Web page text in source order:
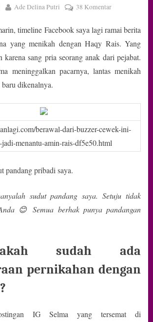
By
Ade Delina Putri 38 Komentarpada
dari
Pernikahan
dan
Haqy
Nikahi
timeline Facebook saya lagi ramai berita
yang menikah dengan Haqy Rais. Yang
sang pria seorang anak dari pejabat.
meninggalkan pacarnya, lantas menikah
dikenalnya.
berawal-dari-buzzer-cewek-ini-
menantu-amin-rais-df5e50.html
pandang pribadi saya.
sudut pandang saya. Setuju tidak
😊 Semua berhak punya pandangan
sudah ada
pernikahan dengan
IG Selma yang tersemat di